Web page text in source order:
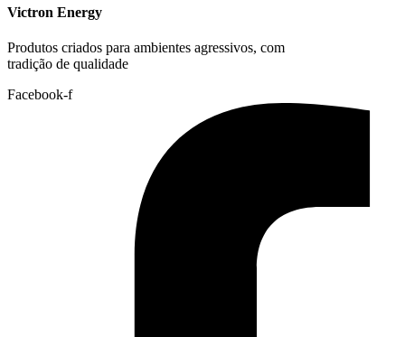
Victron Energy
Produtos criados para ambientes agressivos, com
tradição de qualidade
Facebook-f